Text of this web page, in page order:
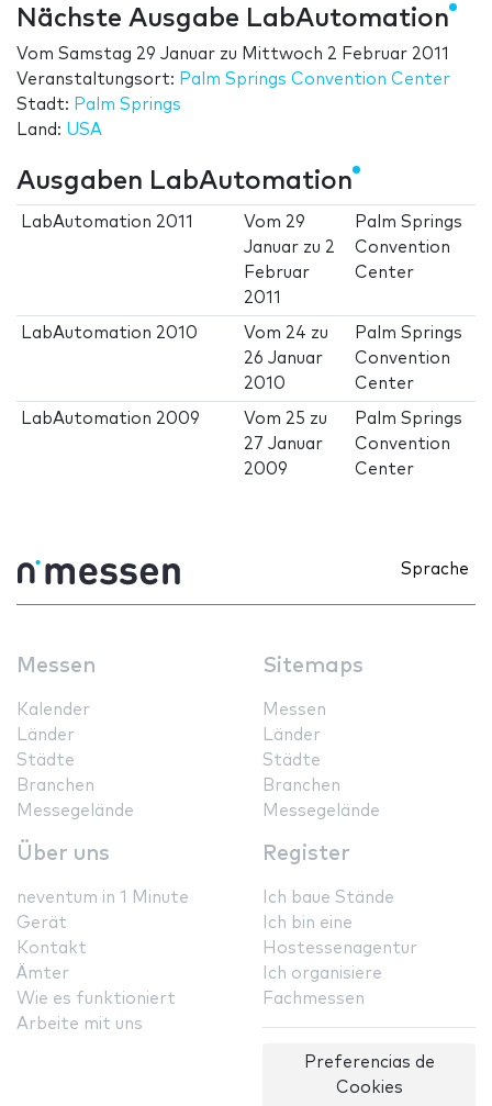
Nächste Ausgabe LabAutomation
Vom Samstag 29 Januar zu Mittwoch 2 Februar 2011
Veranstaltungsort: Palm Springs Convention Center
Stadt: Palm Springs
Land: USA
Ausgaben LabAutomation
LabAutomation 2011 Vom 29
Januar zu 2
Februar
2011
Palm Springs
Convention
Center
LabAutomation 2010 Vom 24 zu
26 Januar
2010
Palm Springs
Convention
Center
LabAutomation 2009 Vom 25 zu
27 Januar
2009
Palm Springs
Convention
Center
Sprache
Messen
Kalender
Länder
Städte
Branchen
Messegelände
Sitemaps
Messen
Länder
Städte
Branchen
Messegelände
Über uns
neventum in 1 Minute
Gerät
Kontakt
Ämter
Wie es funktioniert
Arbeite mit uns
Register
Ich baue Stände
Ich bin eine
Hostessenagentur
Ich organisiere
Fachmessen
Preferencias de
Cookies